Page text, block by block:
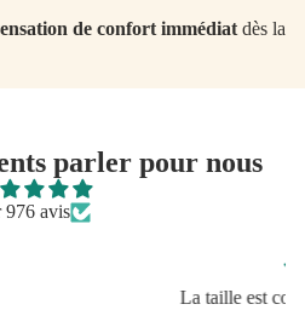
de confort immédiat dès la
parler pour nous
976 avis
! Bon produit en soie, je